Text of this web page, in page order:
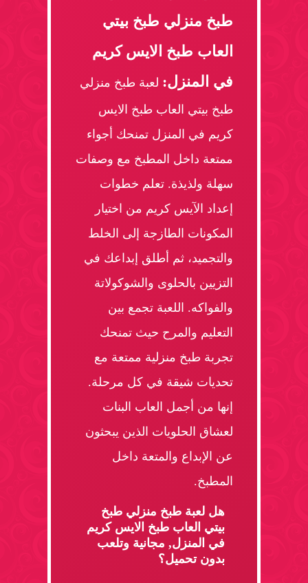
طبخ منزلي طبخ بيتي
العاب طبخ الايس كريم
في المنزل: لعبة طبخ منزلي
طبخ بيتي العاب طبخ الايس
كريم في المنزل تمنحك أجواء
ممتعة داخل المطبخ مع وصفات
سهلة ولذيذة. تعلم خطوات
إعداد الآيس كريم من اختيار
المكونات الطازجة إلى الخلط
والتجميد، ثم أطلق إبداعك في
التزيين بالحلوى والشوكولاتة
والفواكه. اللعبة تجمع بين
التعليم والمرح حيث تمنحك
تجربة طبخ منزلية ممتعة مع
تحديات شيقة في كل مرحلة.
إنها من أجمل العاب البنات
لعشاق الحلويات الذين يبحثون
عن الإبداع والمتعة داخل
المطبخ.
هل لعبة طبخ منزلي طبخ
بيتي العاب طبخ الايس كريم
في المنزل, مجانية وتلعب
بدون تحميل؟